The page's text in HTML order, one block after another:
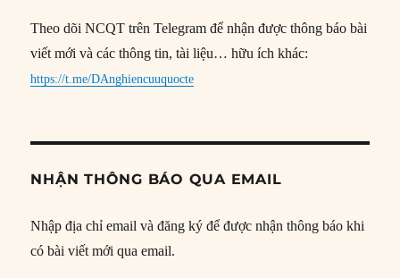
Theo dõi NCQT trên Telegram để nhận được thông báo bài
viết mới và các thông tin, tài liệu… hữu ích khác:
https://t.me/DAnghiencuuquocte
NHẬN THÔNG BÁO QUA EMAIL
Nhập địa chỉ email và đăng ký để được nhận thông báo khi
có bài viết mới qua email.